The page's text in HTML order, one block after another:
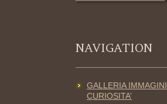
NAVIGATION
GALLERIA IMMAGINI
CURIOSITA’